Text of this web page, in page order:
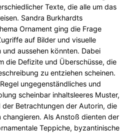
Texte, die alle um das
Sandra Burkhardts
Ornament ging die Frage
auf Bilder und visuelle
aussehen könnten. Dabei
die Defizite und Überschüsse, die
zu entziehen scheinen.
ungegenständliches und
scheinbar inhaltsleeres Muster,
Betrachtungen der Autorin, die
changieren. Als Anstoß dienten der
Teppiche, byzantinische